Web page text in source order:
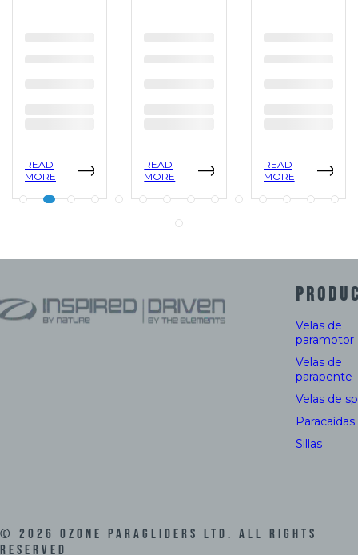
READ
MORE
READ
MORE
READ
MORE
Velas de
paramotor
Velas de
parapente
Velas de
Paracaídas
Sillas
© 2026 Ozone Paragliders LTD. All Rights
Reserved